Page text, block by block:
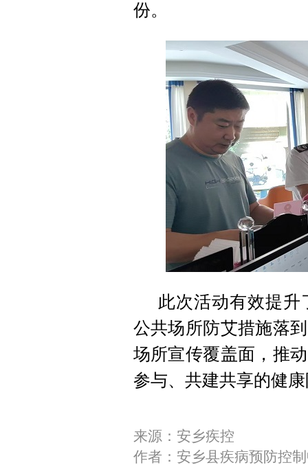
份。
此次活动有效提
公共场所防艾措施落
场所宣传覆盖面，推
参与、共建共享的健
来源：安乡疾控
作者：安乡县疾病预防控